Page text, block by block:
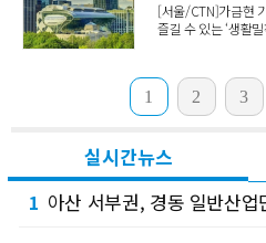
[서울/CTN]가금현
즐길 수 있는 ‘생활
1 2 3
실시간뉴스
1 아산 서부권, 경동 일반산